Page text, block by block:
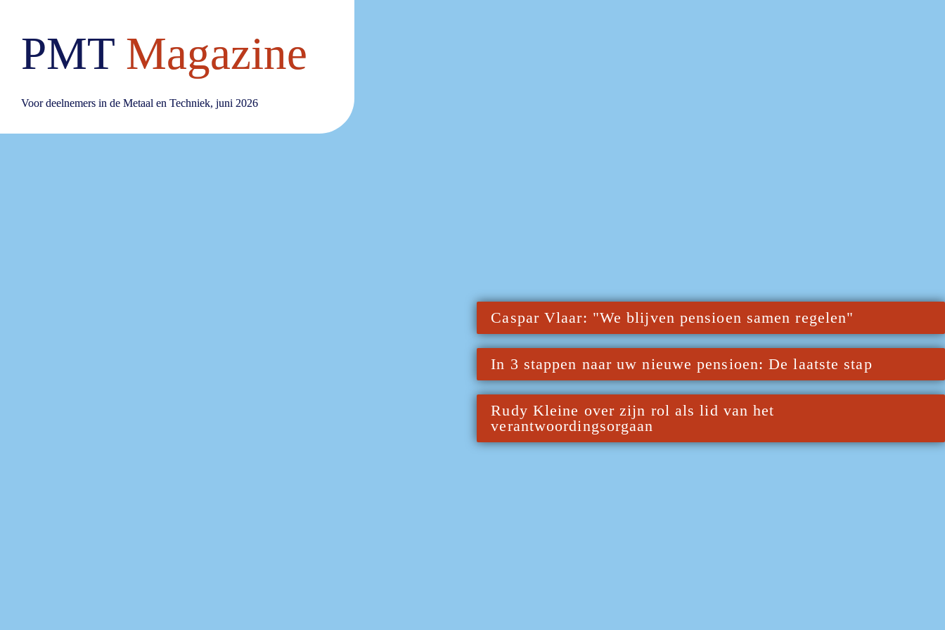
PMT Magazine
Voor deelnemers in de Metaal en Techniek, juni 2026
Caspar Vlaar: "We blijven pensioen samen regelen"
In 3 stappen naar uw nieuwe pensioen: De laatste stap
Rudy Kleine over zijn rol als lid van het
verantwoordingsorgaan